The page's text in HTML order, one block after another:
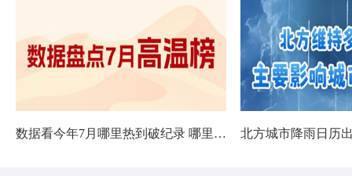
数据看今年7月哪里热到破纪录 哪里暑热连轴转